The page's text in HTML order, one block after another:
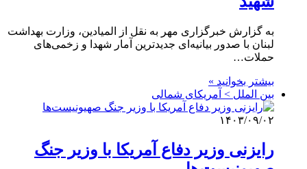
به گزارش خبرگزاری مهر به نقل از المیادین، وزارت بهداشت
لبنان با صدور بیانیه‌ای جدیدترین آمار شهدا و زخمی‌های
حملات…
بیشتر بخوانید »
بین الملل > آمریکای شمالی
۱۴۰۳/۰۹/۰۲
رایزنی وزیر دفاع آمریکا با وزیر جنگ